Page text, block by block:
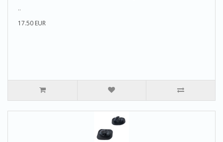
..
17.50 EUR